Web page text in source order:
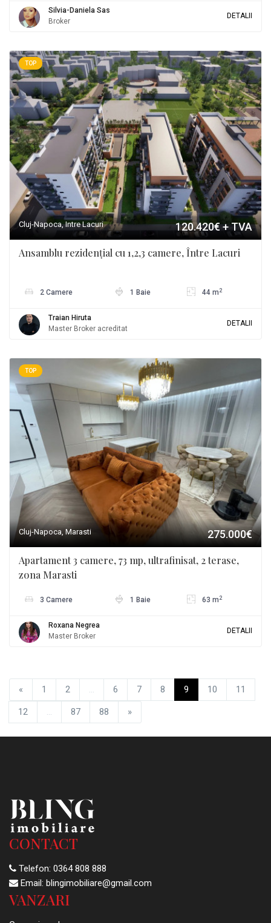
Silvia-Daniela Sas
Broker
DETALII
TOP
Cluj-Napoca, Intre Lacuri 120.420€+ TVA
Ansamblu rezidențial cu 1,2,3 camere, Între Lacuri
2 Camere 1 Baie 44 m 2
Traian Hiruta
Master Broker acreditat
DETALII
TOP
Cluj-Napoca, Marasti 275.000€
Apartament 3 camere, 73 mp, ultrafinisat, 2 terase,
zona Marasti
3 Camere 1 Baie 63 m 2
Roxana Negrea
Master Broker
DETALII
« 1 2 ... 6 7 8 9 10 11
12 ... 87 88 »
CONTACT
Telefon: 0364 808 888
Email: blingimobiliare@gmail.com
VANZARI